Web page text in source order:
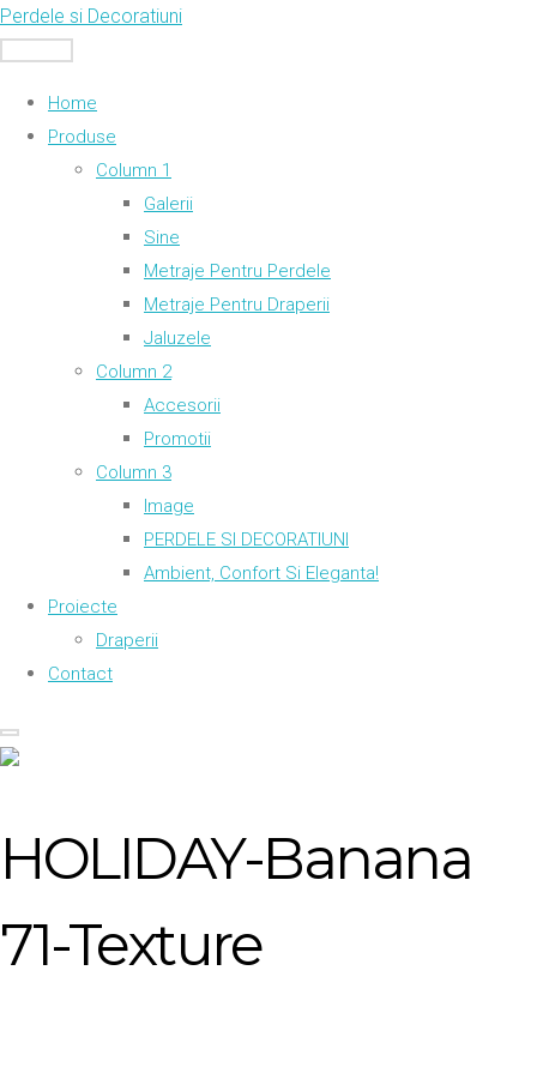
Skip
to
Perdele si Decoratiuni
Home
Produse
Column 1
Galerii
Sine
Metraje Pentru Perdele
Metraje Pentru Draperii
Jaluzele
Column 2
Accesorii
Promotii
Column 3
Image
PERDELE SI DECORATIUNI
Ambient, Confort Si Eleganta!
Proiecte
Draperii
Contact
HOLIDAY-Banana
71-Texture